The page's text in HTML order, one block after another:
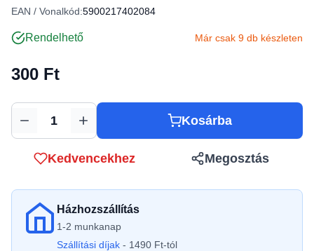
EAN / Vonalkód:5900217402084
Rendelhető Már csak 9 db készleten
300 Ft
Mennyiség Kosárba
Kedvencekhez Megosztás
Házhozszállítás
1-2 munkanap
Szállítási díjak - 1490 Ft-tól